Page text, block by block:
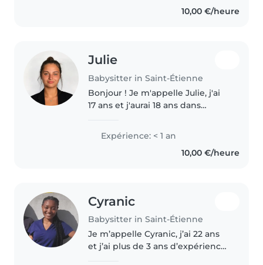
10,00 €/heure
Julie
Babysitter in Saint-Étienne
Bonjour ! Je m'appelle Julie, j'ai
17 ans et j'aurai 18 ans dans
patiente, manuelle j'aime le
design et je suis responsable et..
Expérience: < 1 an
10,00 €/heure
Cyranic
Babysitter in Saint-Étienne
Je m’appelle Cyranic, j’ai 22 ans
et j’ai plus de 3 ans d’expérience